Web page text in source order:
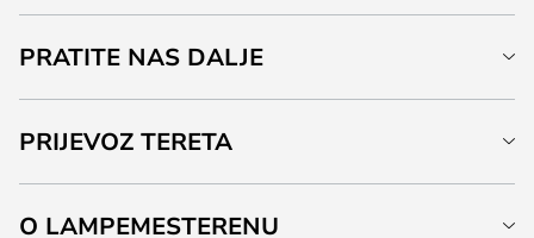
PRATITE NAS DALJE
PRIJEVOZ TERETA
O LAMPEMESTERENU